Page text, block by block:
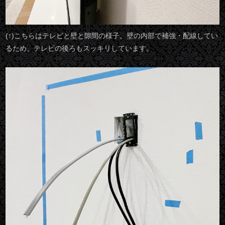
(↑)こちらはテレビと壁と隙間の様子。壁の内部で補強・配線してい
るため、テレビの後ろもスッキリしています。